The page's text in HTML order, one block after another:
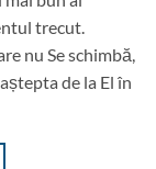
trecut.
nu Se schimbă,
de la El în